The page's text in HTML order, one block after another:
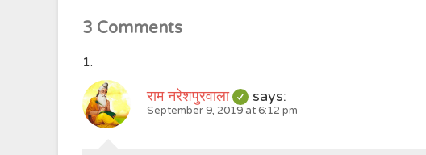
3 Comments
राम नरेशपुरवाला says:
September 9, 2019 at 6:12 pm